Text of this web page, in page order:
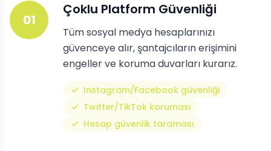
01
Çoklu Platform Güvenliği
Tüm sosyal medya hesaplarınızı
güvenceye alır, şantajcıların erişimini
engeller ve koruma duvarları kurarız.
Instagram/Facebook güvenliği
Twitter/TikTok koruması
Hesap güvenlik taraması